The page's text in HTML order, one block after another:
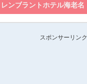
スポンサーリンク